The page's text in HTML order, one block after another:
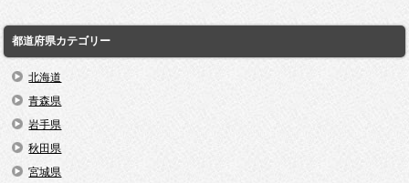
都道府県カテゴリー
北海道
青森県
岩手県
秋田県
宮城県